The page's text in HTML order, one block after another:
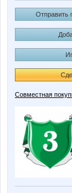
Отправить
Совместная